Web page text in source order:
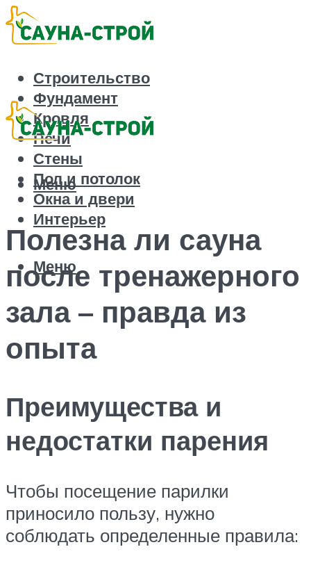
Строительство
Фундамент
Кровля
Печи
Стены
Пол и потолок
Окна и двери
Интерьер
Меню
Меню
Полезна ли сауна
после тренажерного
зала – правда из
опыта
Преимущества и
недостатки парения
Чтобы посещение парилки
приносило пользу, нужно
соблюдать определенные правила: